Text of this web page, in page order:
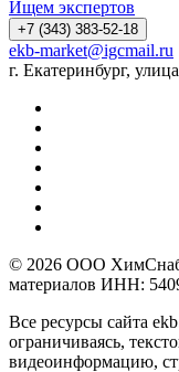
Ищем экспертов
+7 (343) 383-52-18
ekb-market@igcmail.ru
г. Екатеринбург,
© 2026 ООО ХимСнаб
материалов ИНН:
Все ресурсы сайта
ограничиваясь,
видеоинформацию,